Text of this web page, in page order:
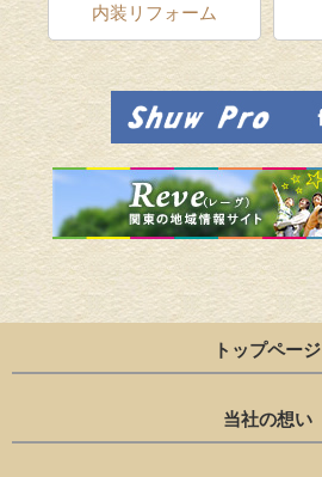
内装リフォーム
トップページ
当社の想い